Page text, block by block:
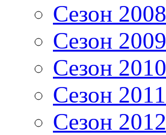
Сезон
Сезон
Сезон
Сезон
Сезон